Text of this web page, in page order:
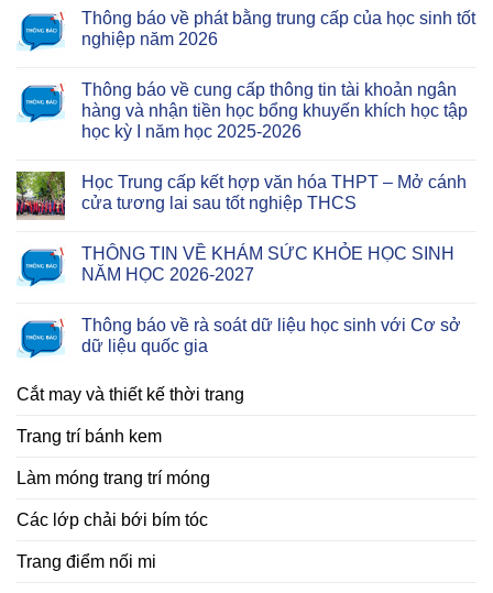
Thông báo về phát bằng trung cấp của học sinh tốt
nghiệp năm 2026
Thông báo về cung cấp thông tin tài khoản ngân
hàng và nhận tiền học bổng khuyến khích học tập
học kỳ I năm học 2025-2026
Học Trung cấp kết hợp văn hóa THPT – Mở cánh
cửa tương lai sau tốt nghiệp THCS
THÔNG TIN VỀ KHÁM SỨC KHỎE HỌC SINH
NĂM HỌC 2026-2027
Thông báo về rà soát dữ liệu học sinh với Cơ sở
dữ liệu quốc gia
Cắt may và thiết kế thời trang
Trang trí bánh kem
Làm móng trang trí móng
Các lớp chải bới bím tóc
Trang điểm nối mi